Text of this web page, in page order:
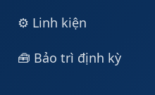
⚙️ Linh kiện
🧰 Bảo trì định kỳ